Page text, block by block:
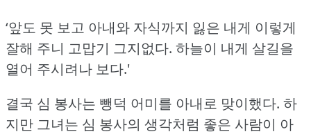
‘앞도 못 보고 아내와 자식까지 잃은 내게 이렇게
잘해 주니 고맙기 그지없다. 하늘이 내게 살길을
열어 주시려나 보다.'
결국 심 봉사는 뺑덕 어미를 아내로 맞이했다. 하
지만 그녀는 심 봉사의 생각처럼 좋은 사람이 아